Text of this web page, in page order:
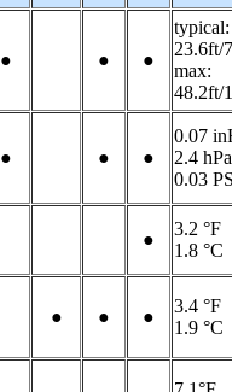
● ● ●
typical:
23.6ft/
max:
48.2ft/
● ● ●
0.07
2.4
0.03
●
3.2 °F
1.8 °C
● ● ●
3.4 °F
1.9 °C